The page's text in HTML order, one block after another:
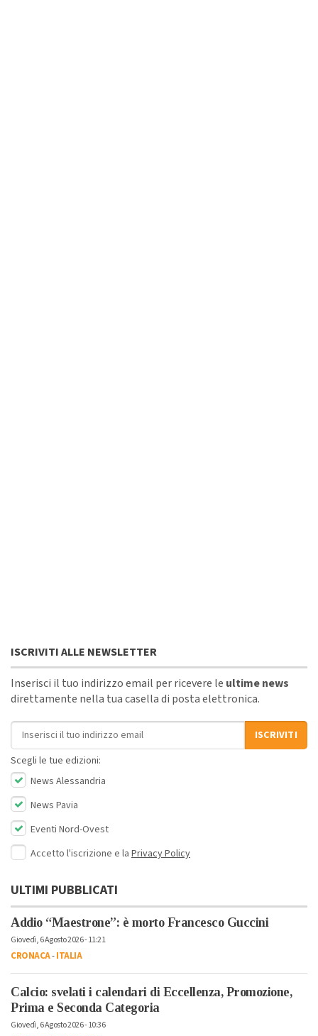
ISCRIVITI ALLE NEWSLETTER
Inserisci il tuo indirizzo email per ricevere le ultime news
direttamente nella tua casella di posta elettronica.
Indirizzo email
ISCRIVITI
Scegli le tue edizioni:
News Alessandria
News Pavia
Eventi Nord-Ovest
Accetto l'iscrizione e la Privacy Policy
ULTIMI PUBBLICATI
Addio “Maestrone”: è morto Francesco Guccini
Giovedì, 6 Agosto 2026 - 11:21
CRONACA-ITALIA
Calcio: svelati i calendari di Eccellenza, Promozione,
Prima e Seconda Categoria
Giovedì, 6 Agosto 2026 - 10:36